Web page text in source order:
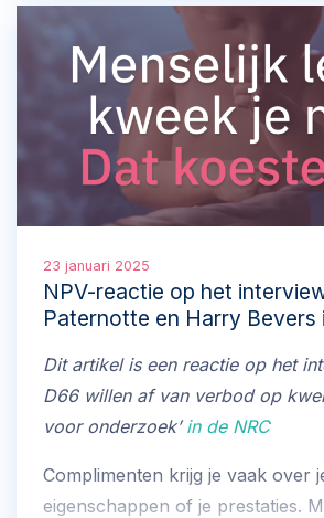
mensen die toegang tot abortus
vinden. Zo ook vorig jaar.
23 januari 2025
NPV-reactie op het
Paternotte en Harry Bevers
Dit artikel is een reactie op het
D66 willen af van verbod op
voor onderzoek’in de NRC
Complimenten krijg je vaak over
eigenschappen of je prestaties.